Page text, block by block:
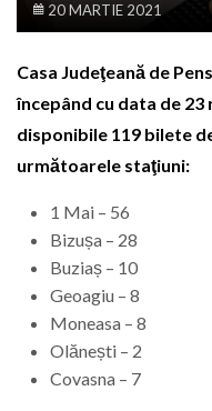
20 MARTIE 2021
Casa Judeţeană de
începând cu data de
disponibile 119 bilete
următoarele staţiuni:
1 Mai – 56
Bizușa – 28
Buziaș – 10
Geoagiu – 8
Moneasa – 8
Olănești – 2
Covasna – 7